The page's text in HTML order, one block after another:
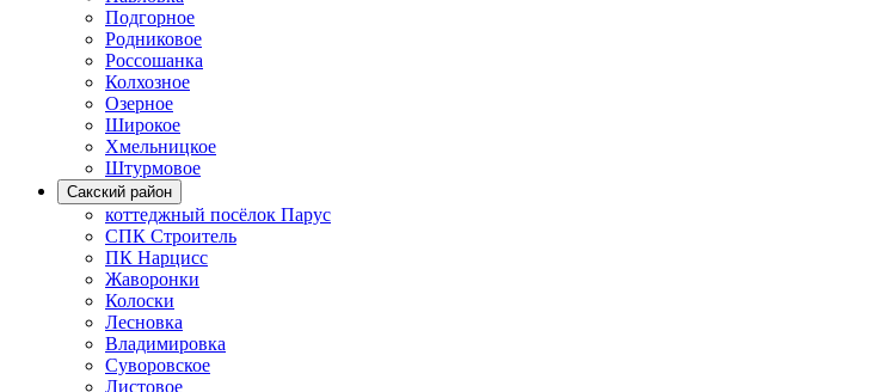
Подгорное
Родниковое
Россошанка
Колхозное
Озерное
Широкое
Хмельницкое
Штурмовое
Сакский район
коттеджный посёлок Парус
СПК Строитель
ПК Нарцисс
Жаворонки
Колоски
Лесновка
Владимировка
Суворовское
Листовое